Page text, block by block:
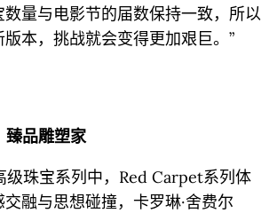
量与电影节的届数保持一致，所以
本，挑战就会变得更加艰巨。”
品雕塑家
珠宝系列中，Red Carpet系列体
融与思想碰撞，卡罗琳·舍费尔